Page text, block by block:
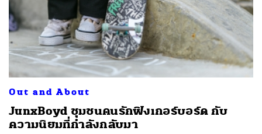
Out and About
JunxBoyd ชุมชนคนรักฟิงเกอร์บอร์ด กับ
ความนิยมที่กำลังกลับมา
ค้นหา